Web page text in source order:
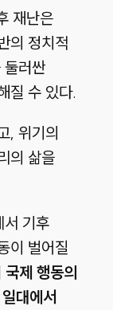
재난은
의 정치적
둘러싼
질 수 있다.
, 위기의
의 삶을
기후
이 벌어질
제 행동의
대에서